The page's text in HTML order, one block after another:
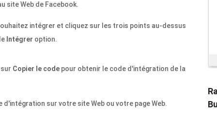
site Web de Facebook.
intégrer et cliquez sur les trois points au-dessus
Intégrer option.
Copier le code pour obtenir le code d'intégration de la
sur votre site Web ou votre page Web.